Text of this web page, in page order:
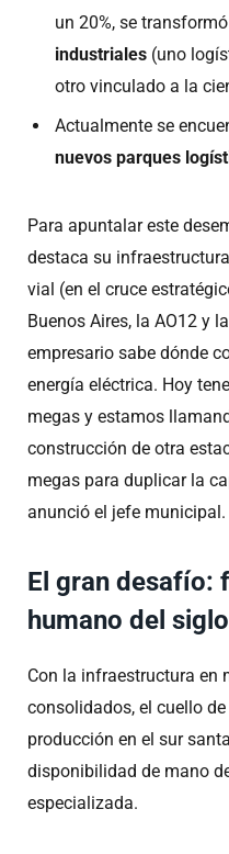
un 20%, se
industriales (uno
otro vinculado a la
Actualmente se
nuevos parques
Para apuntalar este
destaca su
vial (en el cruce
Buenos Aires, la AO12 y
empresario sabe dónde
energía eléctrica. Hoy
megas y estamos
construcción de otra
megas para duplicar la
anunció el jefe municipal.
El gran desafío:
humano del
Con la infraestructura en
consolidados, el cuello
producción en el sur
disponibilidad de mano
especializada.